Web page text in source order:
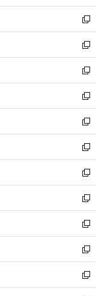
開
く
ウ
で
開
く
ン
ド
ウ
で
開
く
ウ
ィ
ン
ド
ウ
で
開
く
新
し
い
ウ
ィ
ン
ド
ウ
で
開
く
新
し
い
ウ
ィ
ン
ド
ウ
で
開
く
新
し
い
ウ
ィ
ン
ド
ウ
で
開
く
新
し
い
ウ
ィ
ン
ド
ウ
で
開
く
新
し
い
ウ
ィ
ン
ド
ウ
で
開
く
新
し
い
ウ
ィ
ン
ド
ウ
で
開
く
新
し
い
ウ
ィ
ン
ド
ウ
で
開
新
し
い
ウ
ィ
ン
ド
ウ
新
し
い
ウ
ィ
ン
新
し
い
ウ
新
し